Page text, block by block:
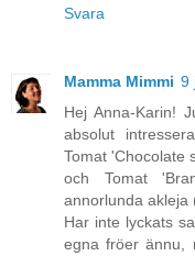
Svara
Mamma Mimmi 9
Hej Anna-Karin!
absolut
Tomat 'Chocolate
och Tomat
annorlunda akleja
Har inte lyckats
egna fröer ännu,